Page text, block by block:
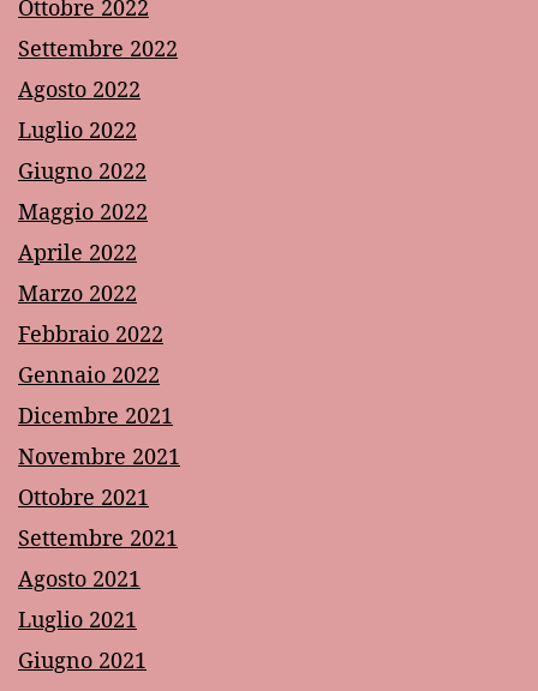
Ottobre 2022
Settembre 2022
Agosto 2022
Luglio 2022
Giugno 2022
Maggio 2022
Aprile 2022
Marzo 2022
Febbraio 2022
Gennaio 2022
Dicembre 2021
Novembre 2021
Ottobre 2021
Settembre 2021
Agosto 2021
Luglio 2021
Giugno 2021